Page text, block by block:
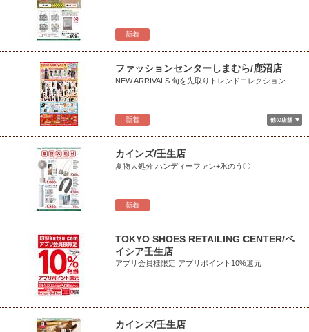
新着
新着
ファッションセンターしまむら/鹿沼店
NEW ARRIVALS 旬を先取りトレンドコレクション
新着
カインズ/壬生店
夏物大処分 ハンディーファン+氷のう〇
TOKYO SHOES RETAILING CENTER/ベ
イシア壬生店
アプリ会員様限定 アプリポイント10%還元
カインズ/壬生店